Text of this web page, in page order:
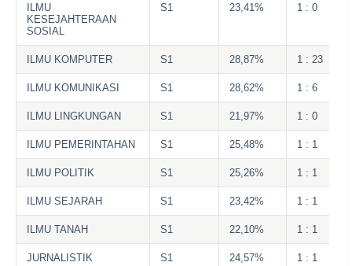
ILMU
KESEJAHTERAAN
SOSIAL
S1 23,41% 1 : 0
ILMU KOMPUTER S1 28,87% 1 : 23
ILMU KOMUNIKASI S1 28,62% 1 : 6
ILMU LINGKUNGAN S1 21,97% 1 : 0
ILMU PEMERINTAHAN S1 25,48% 1 : 1
ILMU POLITIK S1 25,26% 1 : 1
ILMU SEJARAH S1 23,42% 1 : 1
ILMU TANAH S1 22,10% 1 : 1
JURNALISTIK S1 24,57% 1 : 1